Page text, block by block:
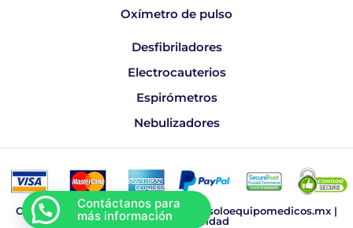
Oxímetro de pulso
Desfibriladores
Electrocauterios
Espirómetros
Nebulizadores
Copyright © 2026 Sonomedic, www.soloequipomedicos.mx |
Aviso de Privacidad